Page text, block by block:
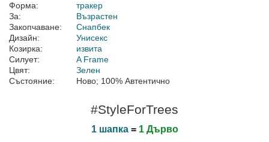
Форма:
тракер
За:
Възрастен
Закопчаване:
Снапбек
Дизайн:
Унисекс
Козирка:
извита
Силует:
A Frame
Цвят:
Зелен
Състояние:
Ново; 100% Автентично
#StyleForTrees
1 шапка= 1 Дърво